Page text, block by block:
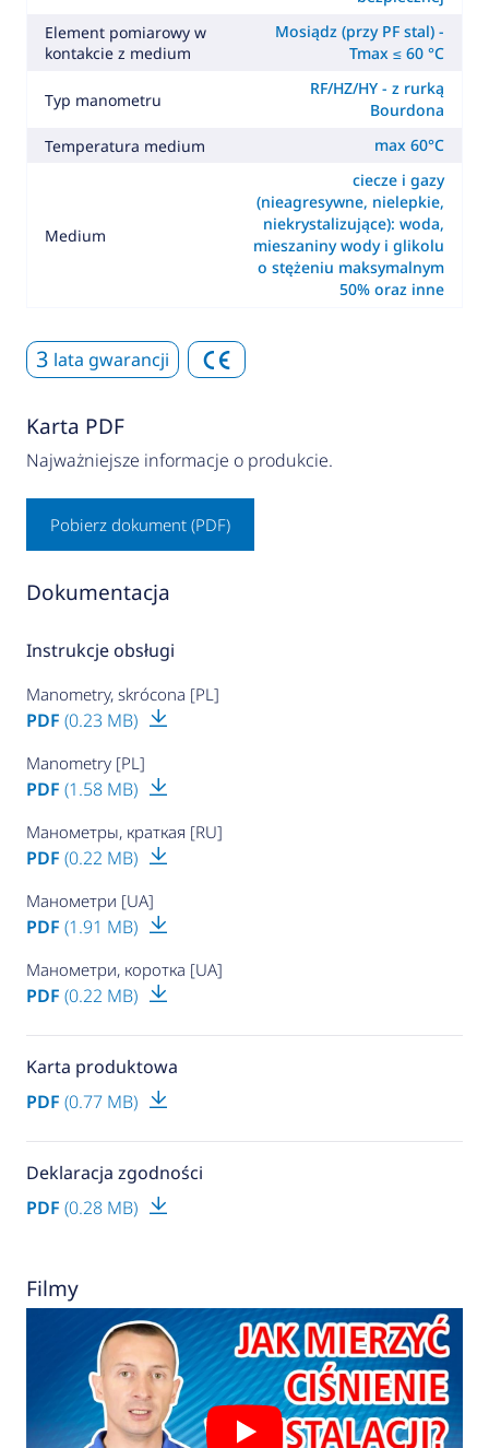
Element pomiarowy w
kontakcie z medium
Mosiądz (przy PF stal) -
Tmax ≤ 60 °C
Typ manometru
RF/HZ/HY - z rurką
Bourdona
Temperatura medium
max 60°C
Medium
ciecze i gazy
(nieagresywne, nielepkie,
niekrystalizujące): woda,
mieszaniny wody i glikolu
o stężeniu maksymalnym
50% oraz inne
3 lata gwarancji
Karta PDF
Najważniejsze informacje o produkcie.
Pobierz dokument (PDF)
Dokumentacja
Instrukcje obsługi
Manometry, skrócona [PL]
PDF (0.23 MB)
Manometry [PL]
PDF (1.58 MB)
Манометры, краткая [RU]
PDF (0.22 MB)
Манометри [UA]
PDF (1.91 MB)
Манометри, коротка [UA]
PDF (0.22 MB)
Karta produktowa
PDF (0.77 MB)
Deklaracja zgodności
PDF (0.28 MB)
Filmy